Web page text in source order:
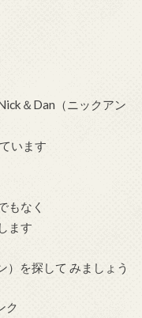
＆Dan（ニックアン
います
もなく
ます
を探して みましょう
ク